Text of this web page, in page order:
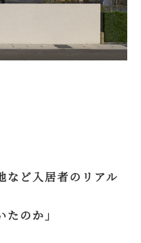
など入居者のリアル
のか」